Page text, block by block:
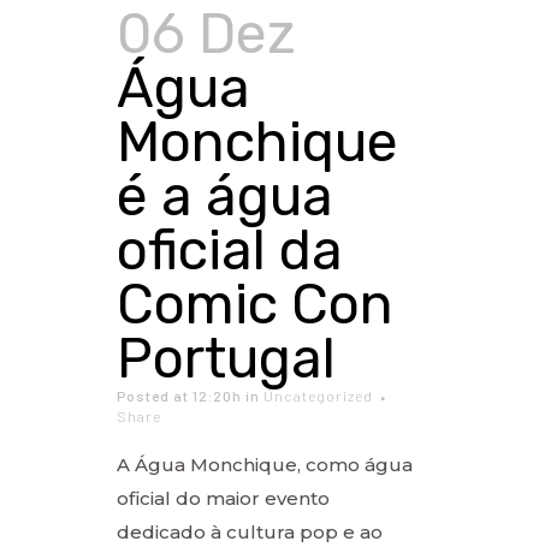
06 Dez
Água
Monchique
é a água
oficial da
Comic Con
Portugal
Posted at 12:20h in Uncategorized
Share
A Água Monchique, como água
oficial do maior evento
dedicado à cultura pop e ao